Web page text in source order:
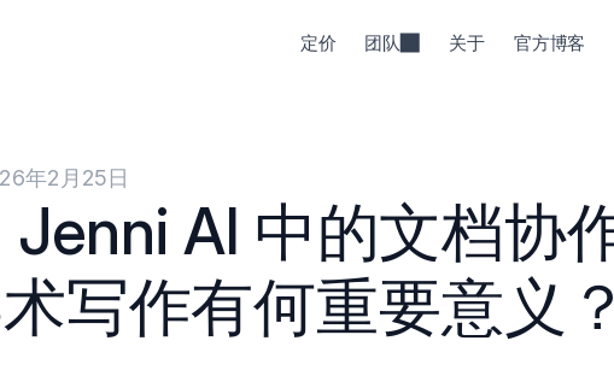
定价 团队 关于 官方博客
年2月25日
AI 中的文档协
写作有何重要意义？